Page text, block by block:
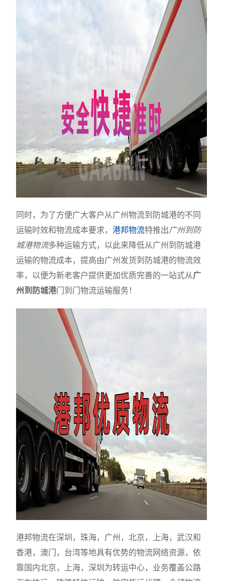
同时，为了方便广大客户从广州物流到防城港的不同
运输时效和物流成本要求，港邦物流特推出广州到防
城港物流多种运输方式，以此来降低从广州到防城港
运输的物流成本，提高由广州发货到防城港的物流效
率，以便为新老客户提供更加优质完善的一站式从广
州到防城港门到门物流运输服务！
港邦物流在深圳，珠海，广州，北京，上海，武汉和
香港，澳门，台湾等地具有优势的物流网络资源，依
靠国内北京，上海，深圳为转运中心，业务覆盖公路